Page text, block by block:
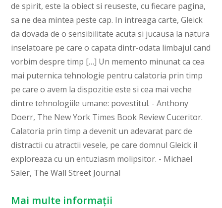
de spirit, este la obiect si reuseste, cu fiecare pagina,
sa ne dea mintea peste cap. In intreaga carte, Gleick
da dovada de o sensibilitate acuta si jucausa la natura
inselatoare pe care o capata dintr-odata limbajul cand
vorbim despre timp […] Un memento minunat ca cea
mai puternica tehnologie pentru calatoria prin timp
pe care o avem la dispozitie este si cea mai veche
dintre tehnologiile umane: povestitul. - Anthony
Doerr, The New York Times Book Review Cuceritor.
Calatoria prin timp a devenit un adevarat parc de
distractii cu atractii vesele, pe care domnul Gleick il
exploreaza cu un entuziasm molipsitor. - Michael
Saler, The Wall Street Journal
Mai multe informații